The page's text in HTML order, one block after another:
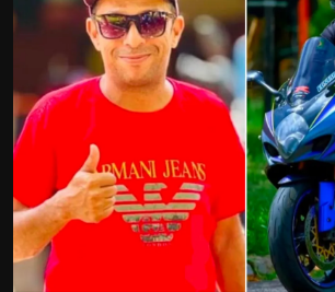
Cultura
Internacional
APOIE
Educação
Justiça
Política